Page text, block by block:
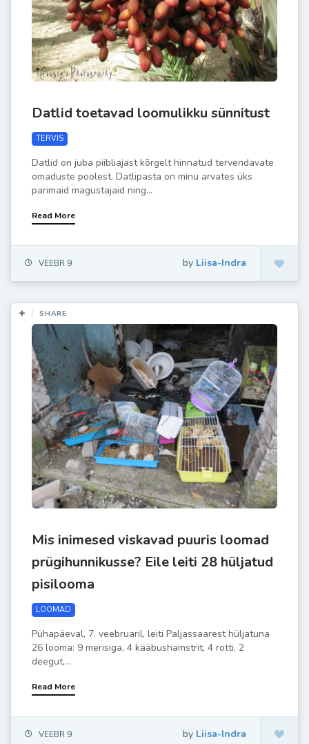
Datlid toetavad loomulikku sünnitust
TERVIS
Datlid on juba piibliajast kõrgelt hinnatud tervendavate
omaduste poolest. Datlipasta on minu arvates üks
parimaid magustajaid ning...
Read More
VEEBR 9 by Liisa-Indra
SHARE
Mis inimesed viskavad puuris loomad
prügihunnikusse? Eile leiti 28 hüljatud
pisilooma
LOOMAD
Pühapäeval, 7. veebruaril, leiti Paljassaarest hüljatuna
26 looma: 9 merisiga, 4 kääbushamstrit, 4 rotti, 2
deegut,...
Read More
VEEBR 9 by Liisa-Indra